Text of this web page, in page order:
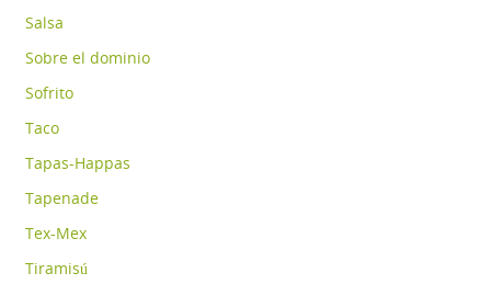
Salsa
Sobre el dominio
Sofrito
Taco
Tapas-Happas
Tapenade
Tex-Mex
Tiramisú